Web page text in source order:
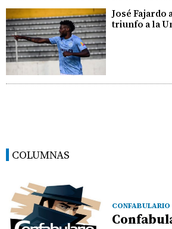
José Fajardo
triunfo a la
COLUMNAS
CONFABULARIO